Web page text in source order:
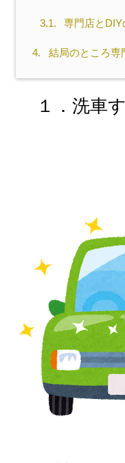
3.1. 専門店とDIY
4. 結局のところ専
１．洗車